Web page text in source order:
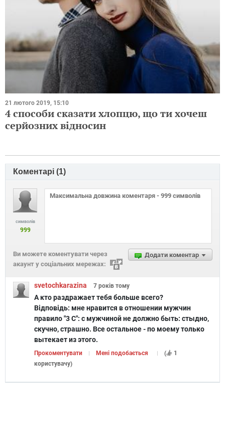
21 лютого 2019, 15:10
4 способи сказати хлопцю, що ти хочеш
серйозних відносин
Коментарі (1)
символів
999
Додати коментар
Ви можете коментувати через
акаунт у соціальних мережах:
svetochkarazina 7 років тому
А кто раздражает тебя больше всего?
Відповідь: мне нравится в отношении мужчин
правило "3 С": с мужчиной не должно быть: стыдно,
скучно, страшно. Все остальное - по моему только
вытекает из этого.
Прокоментувати Мені подобається (
1
користувачу)